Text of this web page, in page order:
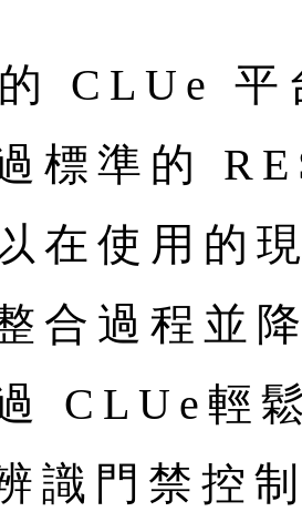
CLUe 平
標準的
在使用的
合過程並
CLUe輕
識門禁控